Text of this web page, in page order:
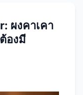
: ส่วนผสม: วิธี
วยิ่งขึ้น คุณ
ที่มีสูตร
ผงคาเคา
องมี